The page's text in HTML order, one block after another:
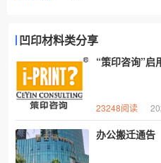
凹印材料类分享
“策印咨询”启
23248阅读
办公搬迁通告